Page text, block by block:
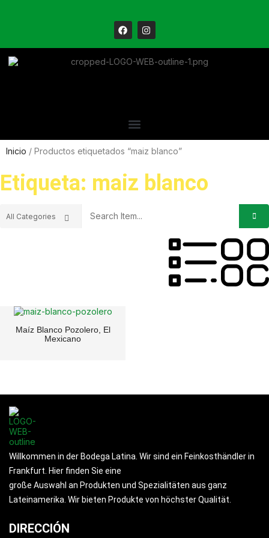
Inicio / Productos etiquetados “maiz blanco”
Etiqueta: maiz blanco
Maíz Blanco Pozolero, El
Mexicano
Willkommen in der Bodega Latina. Wir sind ein Feinkosthändler in
Frankfurt. Hier finden Sie eine
große Auswahl an Produkten und Spezialitäten aus ganz
Lateinamerika. Wir bieten Produkte von höchster Qualität.
DIRECCIÓN